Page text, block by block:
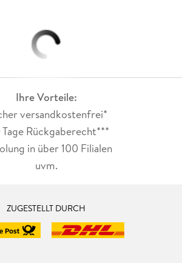
Ihre Vorteile:
versandkostenfrei*
Tage Rückgaberecht***
in über 100 Filialen
uvm.
ZUGESTELLT DURCH